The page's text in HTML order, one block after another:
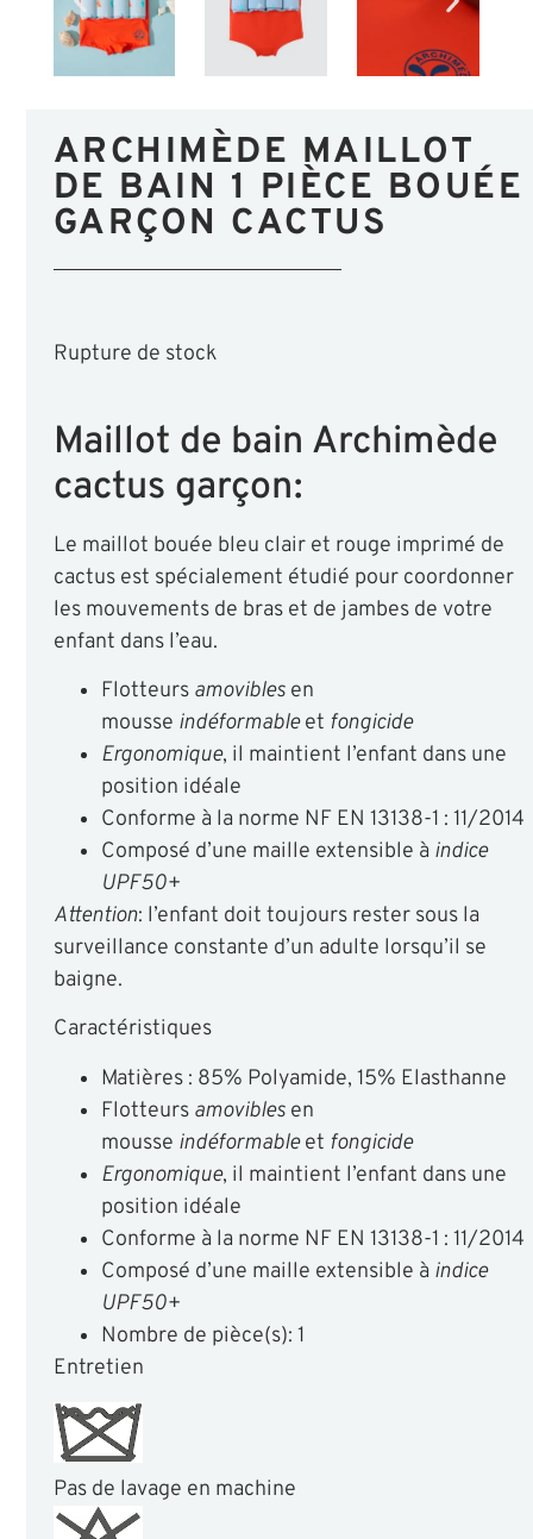
ARCHIMÈDE MAILLOT
DE BAIN 1 PIÈCE BOUÉE
GARÇON CACTUS
Rupture de stock
Maillot de bain Archimède
cactus garçon:
Le maillot bouée bleu clair et rouge imprimé de
cactus est spécialement étudié pour coordonner
les mouvements de bras et de jambes de votre
enfant dans l’eau.
Flotteurs amoviblesen
mousse indéformableet fongicide
Ergonomique, il maintient l’enfant dans une
position idéale
Conforme à la norme NF EN 13138-1 : 11/2014
Composé d’une maille extensible à indice
UPF50+
Attention: l’enfant doit toujours rester sous la
surveillance constante d’un adulte lorsqu’il se
baigne.
Caractéristiques
Matières : 85% Polyamide, 15% Elasthanne
Flotteurs amoviblesen
mousse indéformableet fongicide
Ergonomique, il maintient l’enfant dans une
position idéale
Conforme à la norme NF EN 13138-1 : 11/2014
Composé d’une maille extensible à indice
UPF50+
Nombre de pièce(s): 1
Entretien
Pas de lavage en machine